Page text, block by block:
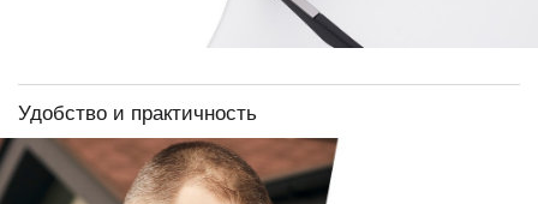
Удобство и практичность